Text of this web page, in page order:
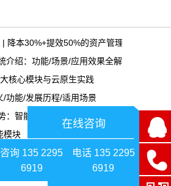
降本30%+提效50%的资产管理方案
介绍：功能/场景/应用效果全解析
核心模块与云原生实践
/功能/发展历程/适用场景
：智能化与云化引领资产管理变革
模块
块-乾元坤和资产管理系统平台
在线咨询
咨询 135 2295
6919
电话 135 2295
6919